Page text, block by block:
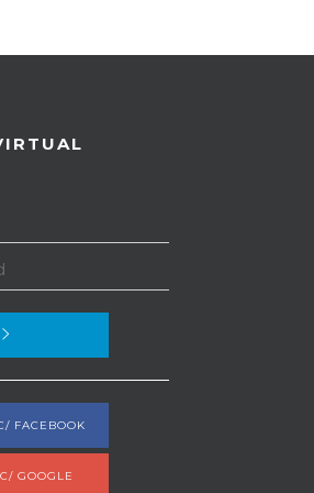
FACEBOOK
GOOGLE